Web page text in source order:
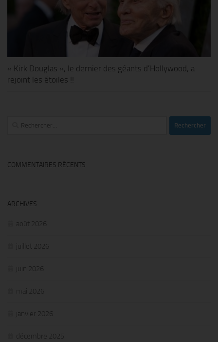
« Kirk Douglas », le dernier des géants d’Hollywood, a
rejoint les étoiles !!
Rechercher :
COMMENTAIRES RÉCENTS
ARCHIVES
août 2026
juillet 2026
juin 2026
mai 2026
janvier 2026
décembre 2025